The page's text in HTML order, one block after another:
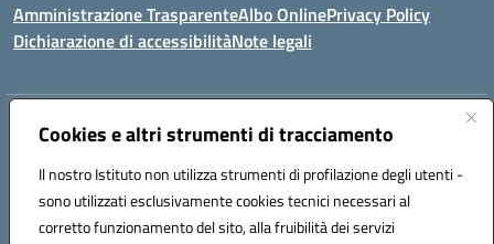
Cookies e altri strumenti di tracciamento
Il nostro Istituto non utilizza strumenti di profilazione degli utenti -
sono utilizzati esclusivamente cookies tecnici necessari al
corretto funzionamento del sito, alla fruibilità dei servizi
Amministrazione TrasparenteAlbo OnlinePrivacy Policy
Dichiarazione di accessibilitàNote legali
Indirizzo:Via Coniugi Crigna – Cap. 89861 – Tropea (VV)
Posta elettronica certificata (PEC):vvic82200d@pec.istruzione.it
Codice fiscale: 96012410799
Codice meccanografico:VVIC82200D